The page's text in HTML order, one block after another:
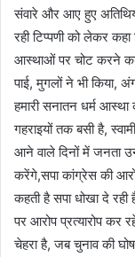
संवारे और आए हुए
रही टिप्पणी को लेकर
आस्थाओं पर चोट करने का
पाई, मुगलों ने भी किया,
हमारी सनातन धर्म
गहराइयों तक बसी है,
आने वाले दिनों में जनता
करेंगे,सपा कांग्रेस की
कहती है सपा धोखा दे
पर आरोप प्रत्यारोप कर
चेहरा है, जब चुनाव की